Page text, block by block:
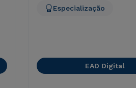
Especialização
EAD Digital